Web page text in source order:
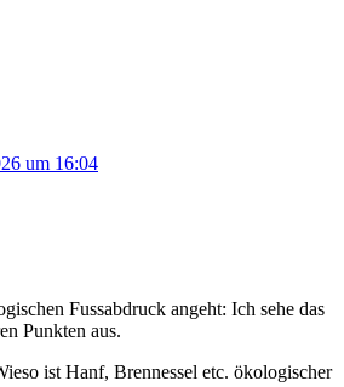
um 16:04
Fussabdruck angeht: Ich sehe das
Punkten aus.
ist Hanf, Brennessel etc. ökologischer